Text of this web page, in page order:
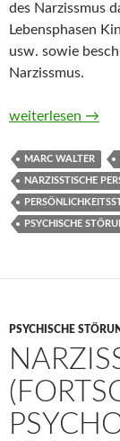
des Narzissmus
Lebensphasen
usw. sowie
Narzissmus.
Narzissmus.
weiterlesen →
MARC WALTER
NARZISSTISCHE
PSYCHISCHE
PSYCHISCHE